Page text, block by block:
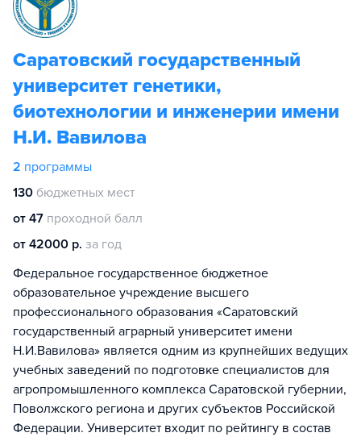
Саратовский государственный
университет генетики,
биотехнологии и инженерии имени
Н.И. Вавилова
2 программы
130 бюджетных мест
от 47 проходной балл
от 42000 р. за год
Федеральное государственное бюджетное
образовательное учреждение высшего
профессионального образования «Саратовский
государственный аграрный университет имени
Н.И.Вавилова» является одним из крупнейших ведущих
учебных заведений по подготовке специалистов для
агропромышленного комплекса Саратовской губернии,
Поволжского региона и других субъектов Российской
Федерации. Университет входит по рейтингу в состав